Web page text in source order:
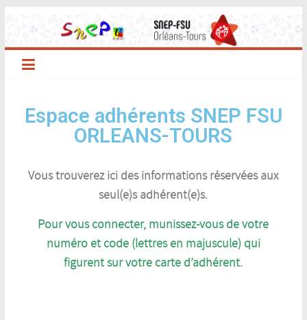
Espace adhérents SNEP FSU
ORLEANS-TOURS
Vous trouverez ici des informations réservées aux
seul(e)s adhérent(e)s.
Pour vous connecter, munissez-vous de votre
numéro et code (lettres en majuscule) qui
figurent sur votre carte d’adhérent.